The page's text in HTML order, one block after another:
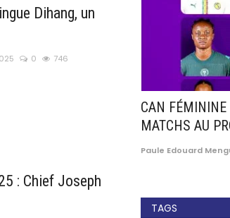
Dihang, un
0 746
: Chief Joseph
CAN
MATCHS AU
Paule Edouard
TAGS